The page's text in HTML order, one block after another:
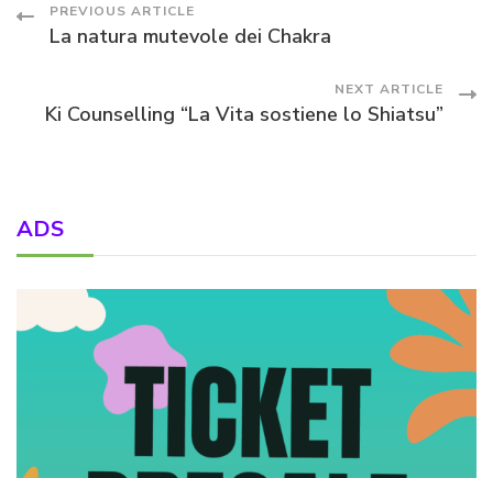
Post
PREVIOUS ARTICLE
La natura mutevole dei Chakra
NEXT ARTICLE
Ki Counselling “La Vita sostiene lo Shiatsu”
ADS